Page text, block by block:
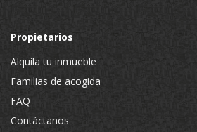
Propietarios
Alquila tu inmueble
Familias de acogida
FAQ
Contáctanos